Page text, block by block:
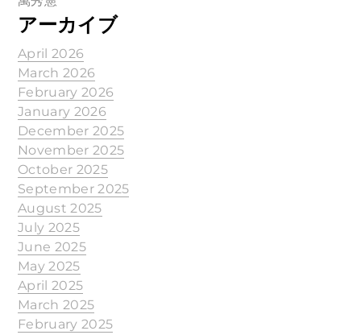
アーカイブ
April 2026
March 2026
February 2026
January 2026
December 2025
November 2025
October 2025
September 2025
August 2025
July 2025
June 2025
May 2025
April 2025
March 2025
February 2025